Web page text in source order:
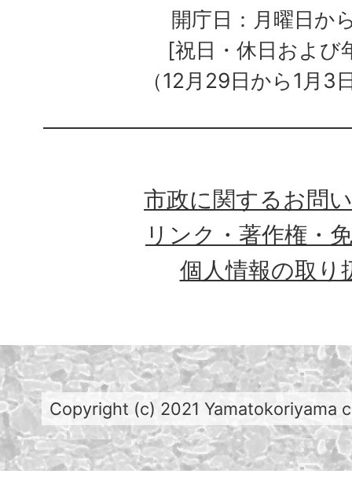
開庁日：月曜日か
[祝日・休日および
（12月29日から1月3
市政に関するお問
リンク・著作権・
個人情報の取り
Copyright (c) 2021 Yamatokoriyama